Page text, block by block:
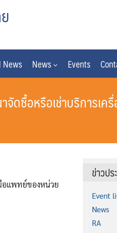
News News Events
ดซื้อหรือเช่าบริการเ
อแพทย์ของหน่วย
ข่าวป
Event
News
RA